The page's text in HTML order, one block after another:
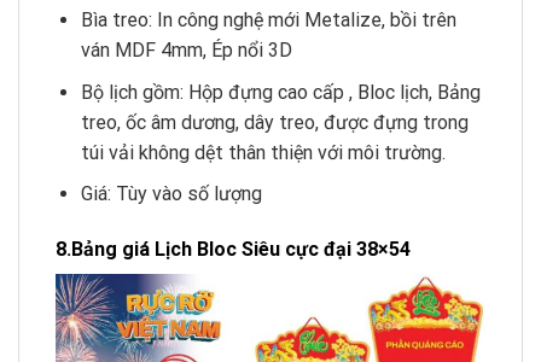
Bìa treo: In công nghệ mới Metalize, bồi trên
ván MDF 4mm, Ép nổi 3D
Bộ lịch gồm: Hộp đựng cao cấp , Bloc lịch, Bảng
treo, ốc âm dương, dây treo, được đựng trong
túi vải không dệt thân thiện với môi trường.
Giá: Tùy vào số lượng
8.Bảng giá Lịch Bloc Siêu cực đại 38×54